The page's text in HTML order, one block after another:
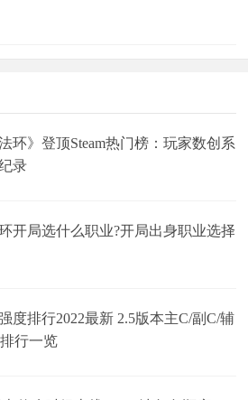
环》登顶Steam热门榜：玩家数创系
录
开局选什么职业?开局出身职业选择
度排行2022最新 2.5版本主C/副C/辅
行一览